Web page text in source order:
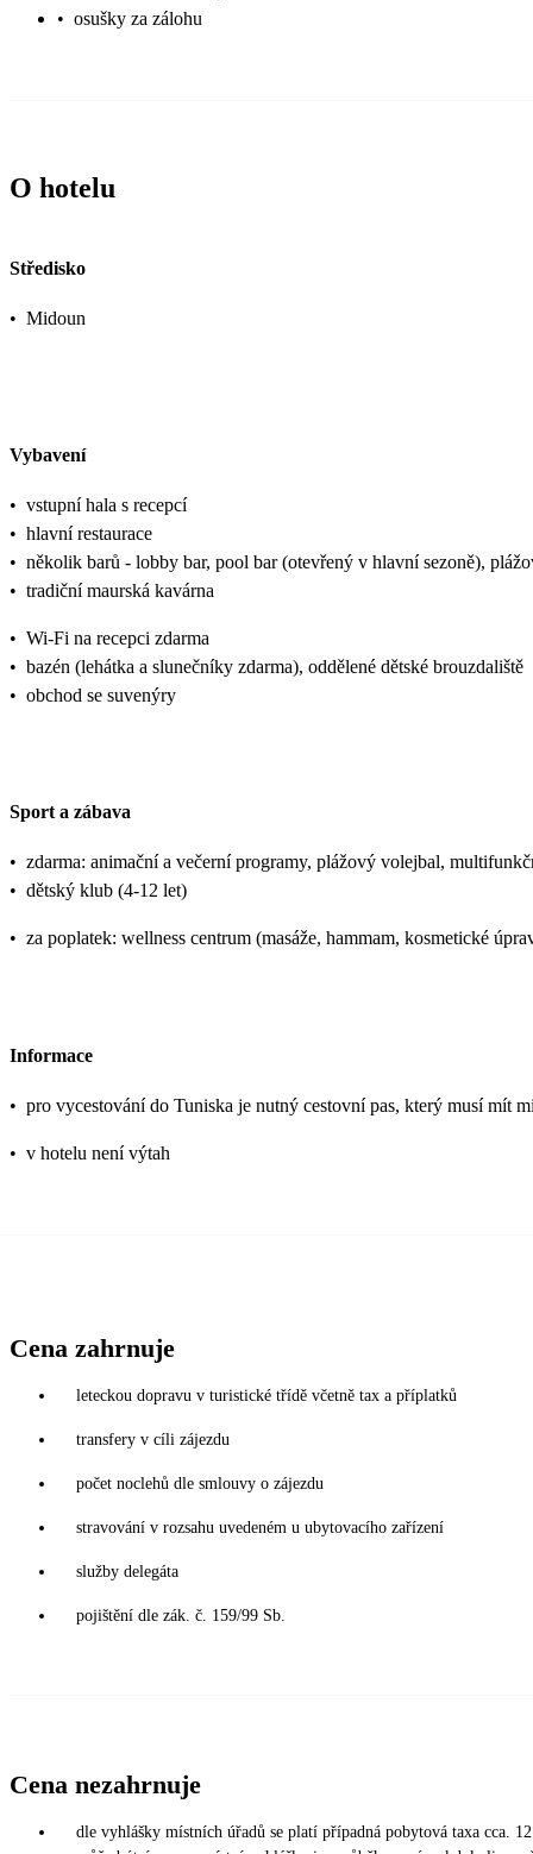
• osušky za zálohu
O hotelu
Středisko
• Midoun
Vybavení
• vstupní hala s recepcí
• hlavní restaurace
• několik barů - lobby bar, pool bar (otevřený v hlavní sezoně),
• tradiční maurská kavárna
• Wi-Fi na recepci zdarma
• bazén (lehátka a slunečníky zdarma), oddělené dětské brouzdaliště
• obchod se suvenýry
Sport a zábava
• zdarma: animační a večerní programy, plážový volejbal,
• dětský klub (4-12 let)
• za poplatek: wellness centrum (masáže, hammam, kosmetické
Informace
• pro vycestování do Tuniska je nutný cestovní pas, který musí mít
• v hotelu není výtah
Cena zahrnuje
leteckou dopravu v turistické třídě včetně tax a příplatků
transfery v cíli zájezdu
počet noclehů dle smlouvy o zájezdu
stravování v rozsahu uvedeném u ubytovacího zařízení
služby delegáta
pojištění dle zák. č. 159/99 Sb.
Cena nezahrnuje
dle vyhlášky místních úřadů se platí případná pobytová taxa cca.